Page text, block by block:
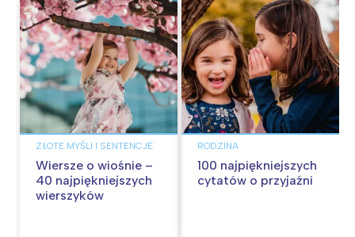
ZŁOTE MYŚLI I SENTENCJE
Wiersze o wiośnie –
40 najpiękniejszych
wierszyków
RODZINA
100 najpiękniejszych
cytatów o przyjaźni